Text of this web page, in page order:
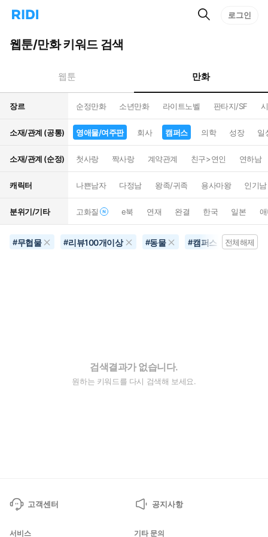
리
홈
으
턴
트
검
로그인
웹툰/만화 키워드 검색
웹툰 만화
장르 순정만화 소년만화 라이트노벨 판타지/SF
소재/관계 (공통) 영애물/여주판 회사 캠퍼스 의학 성장 일
소재/관계 (순정) 첫사랑 짝사랑 계약관계 친구>연인 연하남
캐릭터 나쁜남자 다정남 왕족/귀족 용사마왕 인기남
분위기/기타 고화질 e북 연재 완결 한국 일본
#무협물 #리뷰100개이상 #동물 #캠퍼스 #영애
전체해제
검색결과가 없습니다.
원하는 키워드를 다시 검색해 보세요.
고객센터 공지사항
서비스 기타 문의